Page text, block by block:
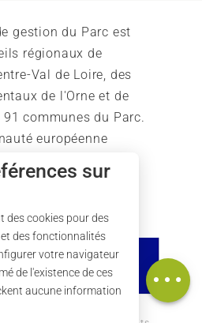
Description
Carte
gestion du Parc est
régionaux de
Val de Loire, des
de l'Orne et de
communes du Parc.
européenne
l'action du Parc.
sur
des cookies pour des
des fonctionnalités
votre navigateur
de l'existence de ces
aucune information